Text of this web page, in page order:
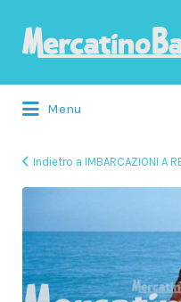
Menu
Indietro a IMBARCAZIONI A